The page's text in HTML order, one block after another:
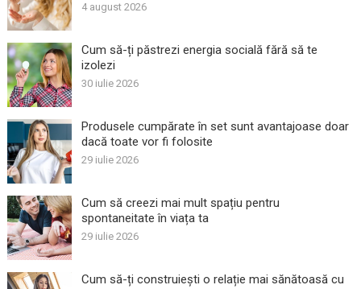
4 august 2026
Cum să-ți păstrezi energia socială fără să te
izolezi
30 iulie 2026
Produsele cumpărate în set sunt avantajoase doar
dacă toate vor fi folosite
29 iulie 2026
Cum să creezi mai mult spațiu pentru
spontaneitate în viața ta
29 iulie 2026
Cum să-ți construiești o relație mai sănătoasă cu